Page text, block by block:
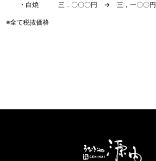
・白焼 三，〇〇〇円 → 三，一〇〇円
※全て税抜価格